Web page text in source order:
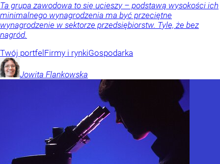
Ta grupa zawodowa to się ucieszy – podstawą wysokości ich
minimalnego wynagrodzenia ma być przeciętne
wynagrodzenie w sektorze przedsiębiorstw. Tyle, że bez
nagród.
Twój portfel Firmy i rynkiGospodarka
Jowita Flankowska